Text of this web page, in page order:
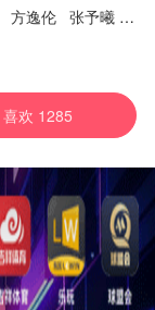
方逸伦 张予曦 岳
喜欢 1285
广告